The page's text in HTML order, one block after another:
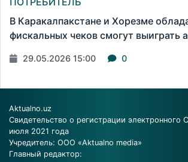
В Каракалпакстане и Хорезме
фискальных чеков смогут выиграть
29.05.2026 15:00 0
Aktualno.uz
Свидетельство о регистрации
июля 2021 года
Учредитель: ООО «Aktualno media»
Главный редактор: